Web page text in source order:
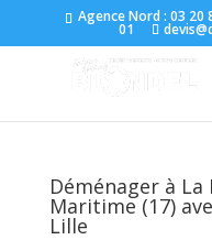
Agence Nord : 03 20
01
Déménager à
Maritime (17)
Lille